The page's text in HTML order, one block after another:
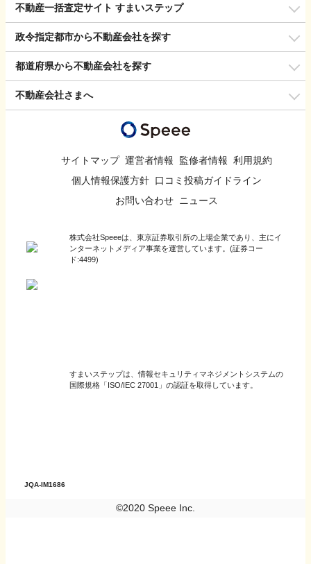
不動産一括査定サイト すまいステップ
政令指定都市から不動産会社を探す
都道府県から不動産会社を探す
不動産会社さまへ
サイトマップ 運営者情報 監修者情報 利用規約
個人情報保護方針 口コミ投稿ガイドライン
お問い合わせ ニュース
株式会社Speeeは、東京証券取引所の上場企業であり、主にイ
ンターネットメディア事業を運営しています。(証券コー
ド:4499)
JQA-IM1686
すまいステップは、情報セキュリティマネジメントシステムの
国際規格「ISO/IEC 27001」の認証を取得しています。
©2020 Speee Inc.